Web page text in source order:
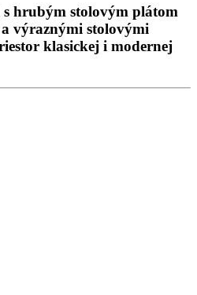
hrubým stolovým plátom
výraznými stolovými
klasickej i modernej